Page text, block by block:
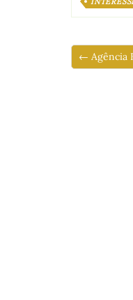
← Agência